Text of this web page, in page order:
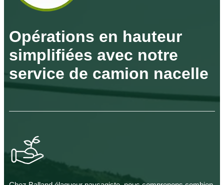
Opérations en hauteur
simplifiées avec notre
service de camion nacelle